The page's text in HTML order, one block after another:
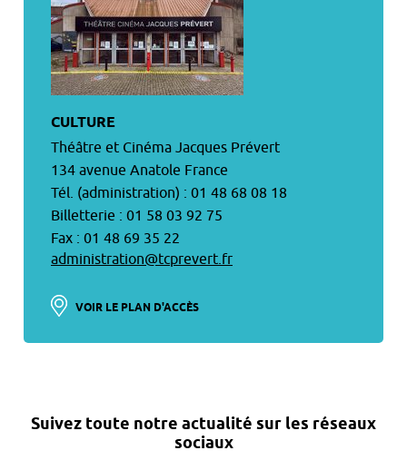
CULTURE
Théâtre et Cinéma Jacques Prévert
134 avenue Anatole France
Tél. (administration) : 01 48 68 08 18
Billetterie : 01 58 03 92 75
Fax : 01 48 69 35 22
administration@tcprevert.fr
VOIR LE PLAN D'ACCÈS
Suivez toute notre actualité sur les réseaux
sociaux